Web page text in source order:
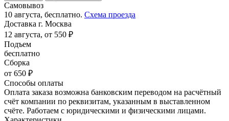
Самовывоз
10 августа, бесплатно. Схема проезда
Доставка г. Москва
12 августа, от 550 ₽
Подъем
бесплатно
Сборка
от 650 ₽
Способы оплаты
Оплата заказа возможна банковским переводом на расчётный
счёт компании по реквизитам, указанным в выставленном
счёте. Работаем с юридическими и физическими лицами.